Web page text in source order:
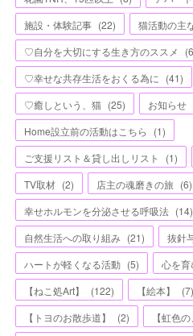
施設・体験記事 (22) 猫活動の主
♡自分を大切にする生き方のススメ
(
♡幸せな共存生活をおくる為に (41)
♡癒しという、猫 (25) お知らせ
Home設立前の活動はこちら
(1)
ご支援リスト＆貸し出しリスト
(1)
TV取材 (2) 店主の魂磨きの旅 (6)
幸せホルモンを分泌させる呼吸法 (14)
自然生活への取り組み (21) 抜針
ハートが軽くなる活動 (5) 心を育
【ねこ処Art】
(122) 【絵本】 (7)
【トヨのお散歩道】
(2) 【虹色